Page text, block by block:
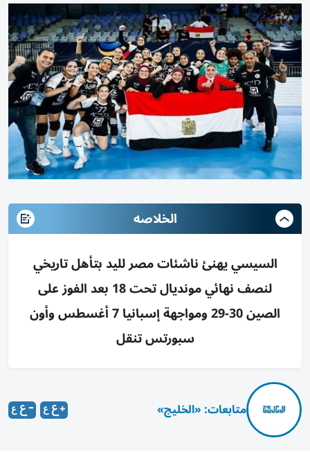
الخلاصه
السيسي يهنئ ناشئات مصر لليد بتأهل تاريخي
لنصف نهائي مونديال تحت 18 بعد الفوز على
الصين 30-29 ومواجهة إسبانيا 7 أغسطس وأون
سبورتس تنقل
متابعات: «الخليج»